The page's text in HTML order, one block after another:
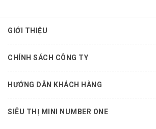
GIỚI THIỆU
CHÍNH SÁCH CÔNG TY
HƯỚNG DẪN KHÁCH HÀNG
SIÊU THỊ MINI NUMBER ONE